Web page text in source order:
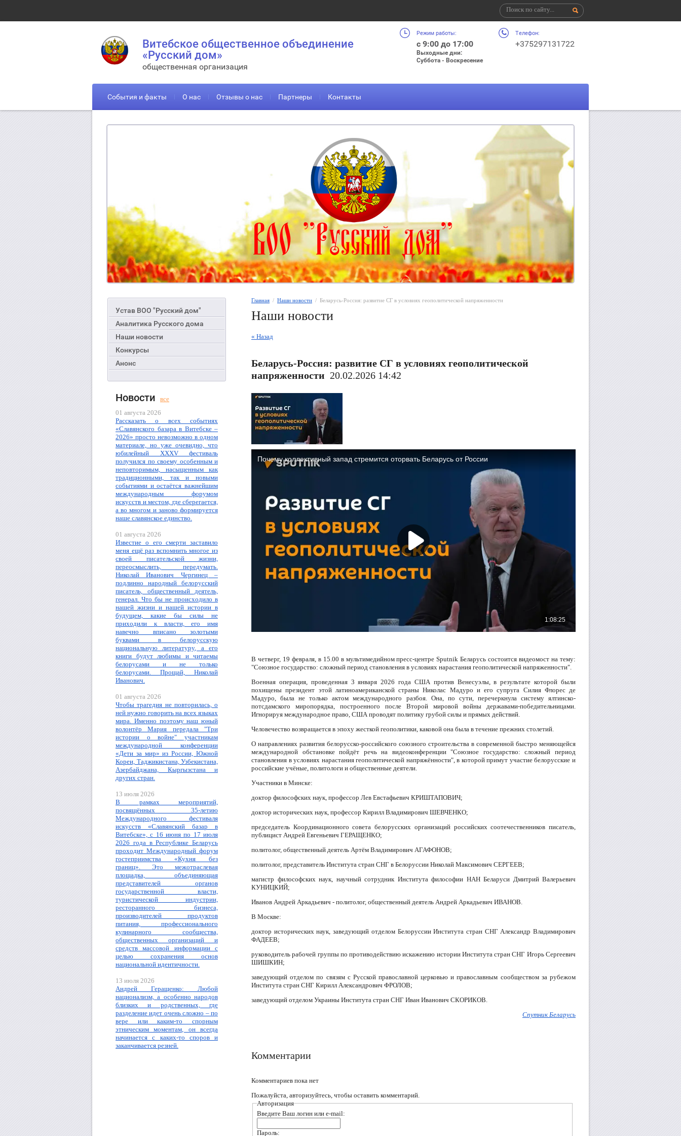
Витебское общественное объединение
«Русский дом»
общественная организация
Телефон:
+375297131722
Режим работы:
с 9:00 до 17:00
Выходные дни:
Суббота - Воскресение
События и факты О нас Отзывы о нас Партнеры Контакты
Устав ВОО "Русский дом"
Аналитика Русского дома
Наши новости
Конкурсы
Анонс
Новости
все
01 августа 2026
Рассказать о всех событиях
«Славянского базара в Витебске –
2026» просто невозможно в одном
материале, но уже очевидно, что
юбилейный XXXV фестиваль
получился по своему особенным и
неповторимым, насыщенным как
традиционными, так и новыми
событиями и остаётся важнейшим
международным форумом
искусств и местом, где сберегается,
а во многом и заново формируется
наше славянское единство.
01 августа 2026
Известие о его смерти заставило
меня ещё раз вспомнить многое из
своей писательской жизни,
переосмыслить, передумать.
Николай Иванович Чергинец –
подлинно народный белорусский
писатель, общественный деятель,
генерал. Что бы не происходило в
нашей жизни и нашей истории в
будущем, какие бы силы не
приходили к власти, его имя
навечно вписано золотыми
буквами в белорусскую
национальную литературу, а его
книги будут любимы и читаемы
белорусами и не только
белорусами. Прощай, Николай
Иванович.
01 августа 2026
Чтобы трагедия не повторилась, о
ней нужно говорить на всех языках
мира. Именно поэтому наш юный
волонтёр Мария передала "Три
истории о войне" участникам
международной конференции
«Дети за мир» из России, Южной
Кореи, Таджикистана, Узбекистана,
Азербайджана, Кыргызстана и
других стран.
13 июля 2026
В рамках мероприятий,
посвящённых 35-летию
Международного фестиваля
искусств «Славянский базар в
Витебске», с 16 июня по 17 июля
2026 года в Республике Беларусь
проходит Международный форум
гостеприимства «Кухня без
границ». Это межотраслевая
площадка, объединяющая
представителей органов
государственной власти,
туристической индустрии,
ресторанного бизнеса,
производителей продуктов
питания, профессионального
кулинарного сообщества,
общественных организаций и
средств массовой информации с
целью сохранения основ
национальной идентичности.
13 июля 2026
Андрей Геращенко: Любой
национализм, а особенно народов
близких и родственных, где
разделение идет очень сложно – по
вере или каким-то спорным
этническим моментам, он всегда
начинается с каких-то споров и
заканчивается резней.
Главная
  /
Наши новости
  /  Беларусь-Россия: развитие СГ в условиях геополитической напряженности
Наши новости
« Назад
Беларусь-Россия: развитие СГ в условиях геополитической
напряженности 20.02.2026 14:42
В четверг, 19 февраля, в 15.00 в мультимедийном пресс-центре Sputnik Беларусь состоится видеомост на тему:
"Союзное государство: сложный период становления в условиях нарастания геополитической напряженности".
Военная операция, проведенная 3 января 2026 года США против Венесуэлы, в результате которой были
похищены президент этой латиноамериканской страны Николас Мадуро и его супруга Силия Флорес де
Мадуро, была не только актом международного разбоя. Она, по сути, перечеркнула систему ялтинско-
потсдамского миропорядка, построенного после Второй мировой войны державами-победительницами.
Игнорируя международное право, США проводят политику грубой силы и прямых действий.
Человечество возвращается в эпоху жесткой геополитики, каковой она была в течение прежних столетий.
О направлениях развития белорусско-российского союзного строительства в современной быстро меняющейся
международной обстановке пойдёт речь на видеоконференции "Союзное государство: сложный период
становления в условиях нарастания геополитической напряжённости", в которой примут участие белорусские и
российские учёные, политологи и общественные деятели.
Участники в Минске:
доктор философских наук, профессор Лев Евстафьевич КРИШТАПОВИЧ;
доктор исторических наук, профессор Кирилл Владимирович ШЕВЧЕНКО;
председатель Координационного совета белорусских организаций российских соотечественников писатель,
публицист Андрей Евгеньевич ГЕРАЩЕНКО;
политолог, общественный деятель Артём Владимирович АГАФОНОВ;
политолог, представитель Института стран СНГ в Белоруссии Николай Максимович СЕРГЕЕВ;
магистр философских наук, научный сотрудник Института философии НАН Беларуси Дмитрий Валерьевич
КУНИЦКИЙ;
Иванов Андрей Аркадьевич - политолог, общественный деятель Андрей Аркадьевич ИВАНОВ.
В Москве:
доктор исторических наук, заведующий отделом Белоруссии Института стран СНГ Александр Владимирович
ФАДЕЕВ;
руководитель рабочей группы по противодействию искажению истории Института стран СНГ Игорь Сергеевич
ШИШКИН;
заведующий отделом по связям с Русской православной церковью и православным сообществом за рубежом
Института стран СНГ Кирилл Александрович ФРОЛОВ;
заведующий отделом Украины Института стран СНГ Иван Иванович СКОРИКОВ.
Спутник Беларусь
Комментарии
Комментариев пока нет
Пожалуйста, авторизуйтесь, чтобы оставить комментарий.
Авторизация
Введите Ваш логин или e-mail:
Пароль: